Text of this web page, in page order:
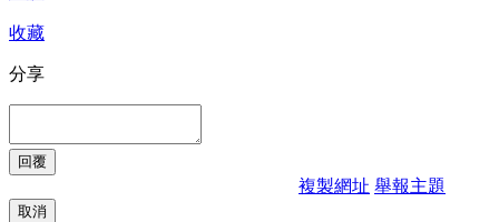
收藏
分享
複製網址 舉報主題
取消